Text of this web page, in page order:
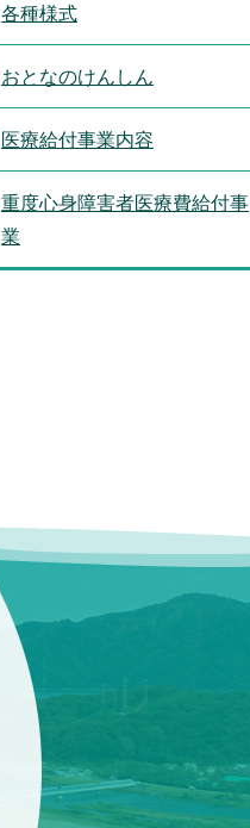
各種様式
おとなのけんしん
医療給付事業内容
重度心身障害者医療費給付事
業